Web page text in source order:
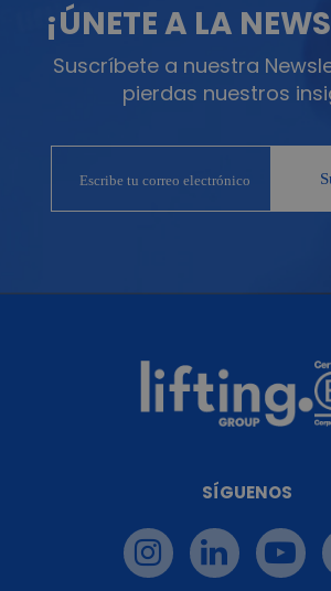
¡ÚNETE A LA
Suscríbete a nuestra
pierdas nuestros
SÍGUENOS